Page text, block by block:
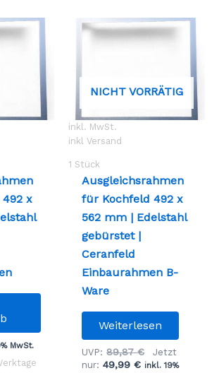
x
MwSt.
NICHT VORRÄTIG
inkl. MwSt.
inkl Versand
1 Stück
Ausgleichsrahmen
für Kochfeld 492 x
562 mm | Edelstahl
gebürstet |
Ceranfeld
Einbaurahmen B-
Ware
Weiterlesen
UVP: 89,87€
Preis
Jetzt
nur: 49,99€Aktueller
inkl. 19%